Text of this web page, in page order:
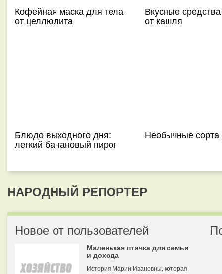
Кофейная маска для тела
от целлюлита
Вкусные
от кашля
Блюдо выходного дня:
легкий банановый пирог
Необычные сорта
НАРОДНЫЙ РЕПОРТЕР
Новое от пользователей
Маленькая птичка для семьи
и дохода
История Марии Ивановны, которая